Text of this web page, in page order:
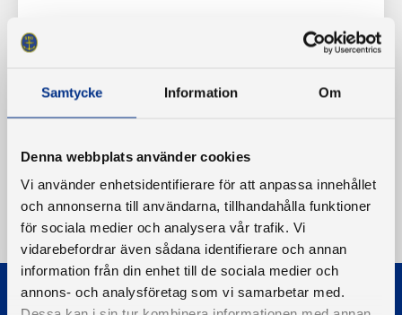
Samtycke Information Om
Denna webbplats använder cookies
Vi använder enhetsidentifierare för att anpassa innehållet
och annonserna till användarna, tillhandahålla funktioner
för sociala medier och analysera vår trafik. Vi
vidarebefordrar även sådana identifierare och annan
information från din enhet till de sociala medier och
annons- och analysföretag som vi samarbetar med.